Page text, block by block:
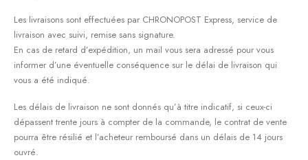
Les livraisons sont effectuées par CHRONOPOST Express, service de
livraison avec suivi, remise sans signature.
En cas de retard d’expédition, un mail vous sera adressé pour vous
informer d’une éventuelle conséquence sur le délai de livraison qui
vous a été indiqué.
Les délais de livraison ne sont donnés qu’à titre indicatif, si ceux-ci
dépassent trente jours à compter de la commande, le contrat de vente
pourra être résilié et l’acheteur remboursé dans un délais de 14 jours
ouvré.